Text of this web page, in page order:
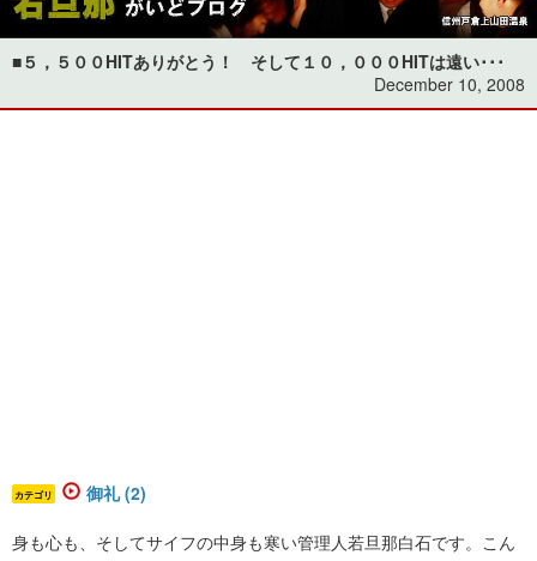
■５，５００HITありがとう！ そして１０，０００HITは遠い･･･
December 10, 2008
カテゴリ 御礼 (2)
身も心も、そしてサイフの中身も寒い管理人若旦那白石です。こん